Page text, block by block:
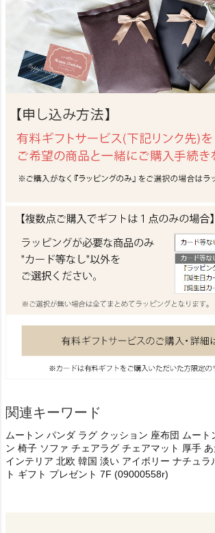
関連キーワード
ムートン パンダ ラグ クッション 座布団 ムー
ン 椅子 ソファ チェアラグ チェアマット 厚手
インテリア 北欧 韓国 淡い アイボリー ナチュラ
ト ギフト プレゼント 7F (09000558r)